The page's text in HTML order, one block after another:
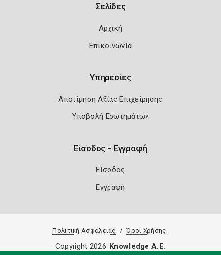
Σελίδες
Αρχική
Επικοινωνία
Υπηρεσίες
Αποτίμηση Αξίας Επιχείρησης
Υποβολή Ερωτημάτων
Είσοδος – Εγγραφή
Είσοδος
Εγγραφή
Πολιτική Ασφάλειας Όροι Χρήσης
Copyright 2026 Knowledge A.E.